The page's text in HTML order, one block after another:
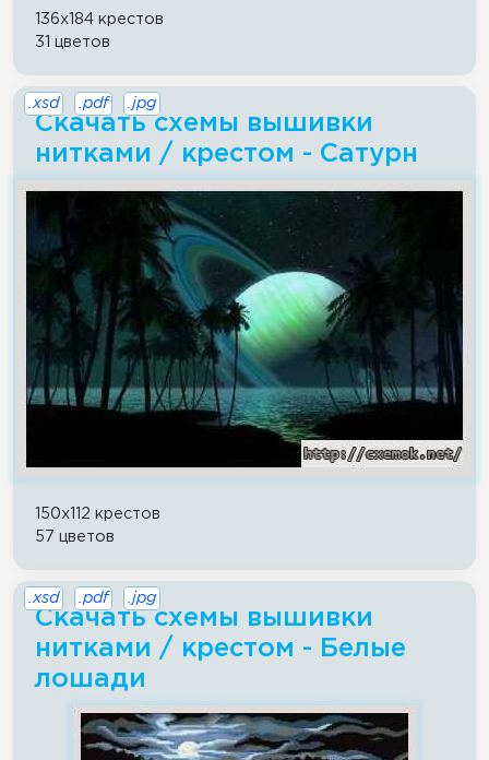
136x184 крестов
31 цветов
Скачать схемы вышивки
нитками / крестом - Сатурн
.xsd .pdf .jpg
150x112 крестов
57 цветов
Скачать схемы вышивки
нитками / крестом - Белые
лошади
.xsd .pdf .jpg